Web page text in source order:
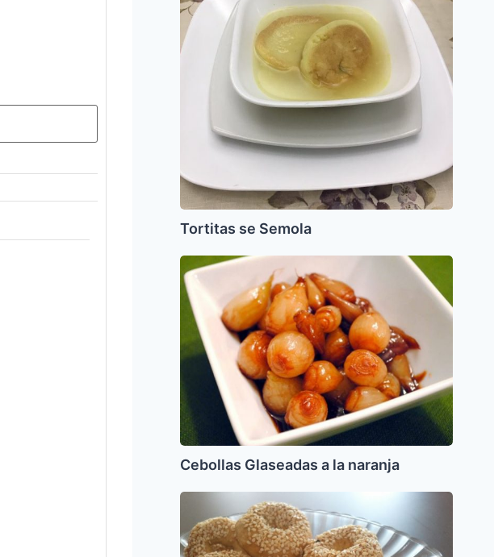
Semola
Tortitas se Semola
Cebollas
Glaseadas
naranja
Cebollas Glaseadas a la naranja
Reshas